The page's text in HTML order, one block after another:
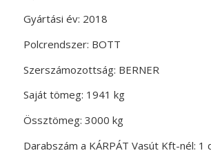
Gyártási év: 2018
Polcrendszer: BOTT
Szerszámozottság: BERNER
Saját tömeg: 1941 kg
Össztömeg: 3000 kg
Darabszám a KÁRPÁT Vasút Kft-nél: 1